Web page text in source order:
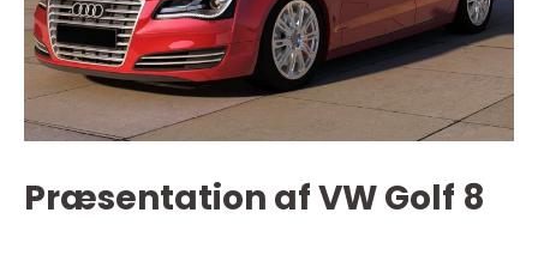
Præsentation af VW Golf 8